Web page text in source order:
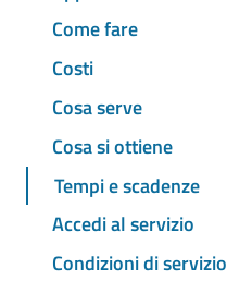
Come fare
Costi
Cosa serve
Cosa si ottiene
Tempi e scadenze
Accedi al servizio
Condizioni di servizio